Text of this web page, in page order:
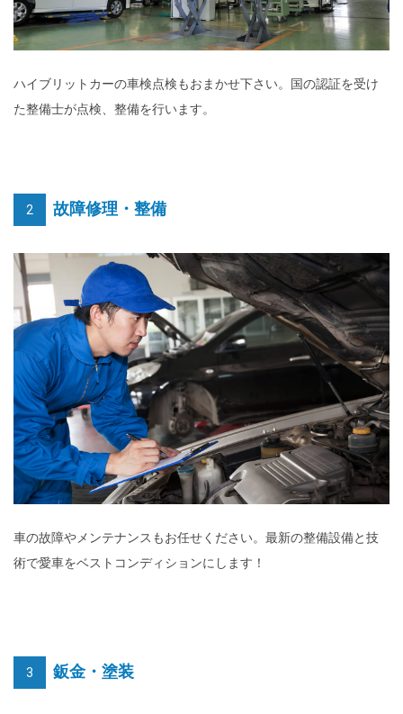
ハイブリットカーの車検点検もおまかせ下さい。国の認証を受け
た整備士が点検、整備を行います。
2 故障修理・整備
車の故障やメンテナンスもお任せください。最新の整備設備と技
術で愛車をベストコンディションにします！
3 鈑金・塗装